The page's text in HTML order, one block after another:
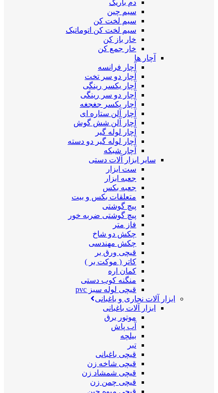
دم باریک
سیم چین
سیم لخت کن
سیم لخت کن اتوماتیک
خار باز کن
خار جمع کن
آچار ها
آچار فرانسه
آچار دو سر تخت
آچار یکسر رینگی
آچار دو سر رینگی
آچار یکسر جغجغه
آچار آلن ستاره ای
آچار آلن شش گوش
آچار لوله گیر
آچار لوله گیر دو دسته
آچار شبکه
سایر ابزار آلات دستی
ست ابزار
جعبه ابزار
جعبه بکس
متعلقات بکس و بیت
پیچ گوشتی
پیچ گوشتی ضربه خور
فاز متر
چکش دو شاخ
چکش مهندسی
قیچی ورق بر
کاتر ( موکت بر )
کمان اره
منگنه کوب دستی
قیچی لوله سبز pvc
ابزار آلات نجاری و باغبانی
ابزار آلات باغبانی
موتور برق
آب پاش
بیلچه
تبر
قیچی باغبانی
قیچی شاخه زن
قیچی شمشاد زن
قیچی چمن زن